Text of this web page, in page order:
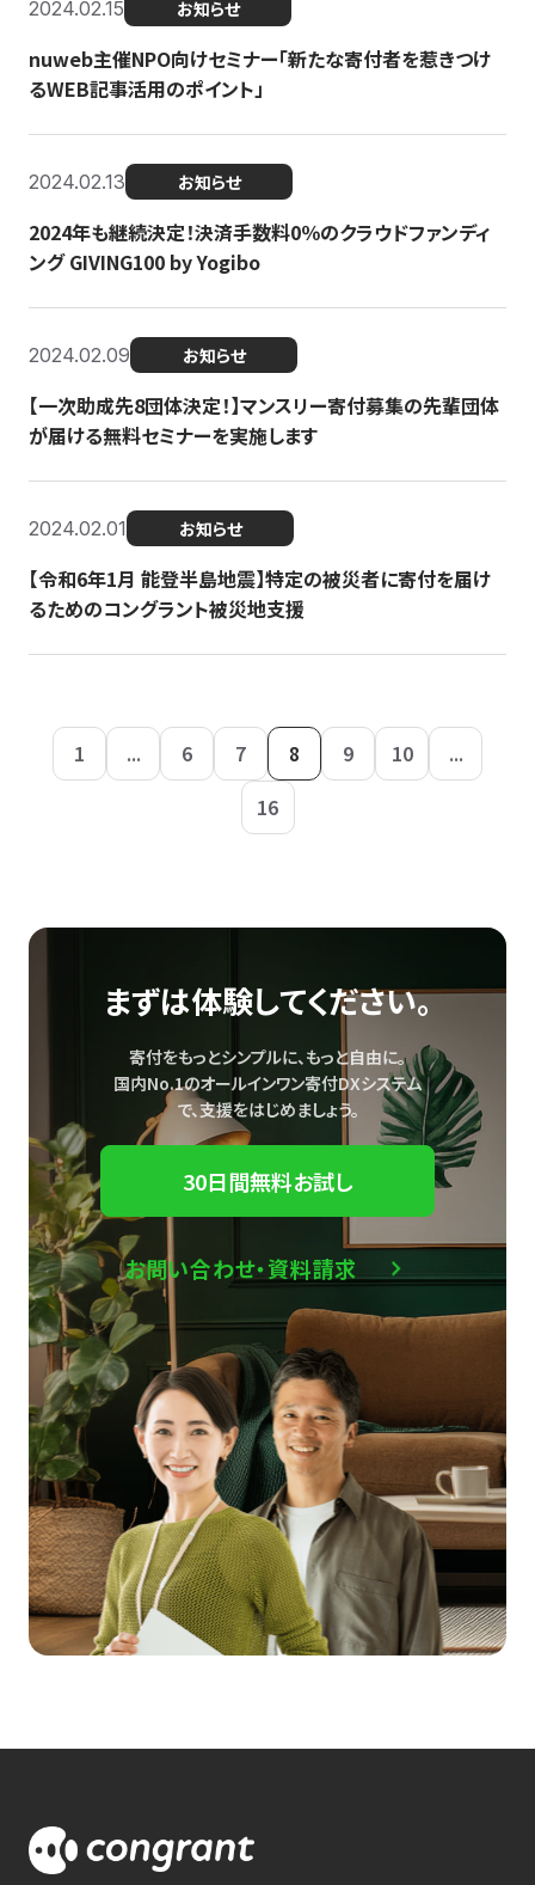
2024.02.15 お知らせ
nuweb主催NPO向けセミナー「新たな寄付者を惹きつけ
るWEB記事活用のポイント」
2024.02.13 お知らせ
2024年も継続決定！決済手数料0％のクラウドファンディ
ング GIVING100 by Yogibo
2024.02.09 お知らせ
【一次助成先8団体決定！】マンスリー寄付募集の先輩団体
が届ける無料セミナーを実施します
2024.02.01 お知らせ
【令和6年1月 能登半島地震】特定の被災者に寄付を届け
るためのコングラント被災地支援
1 ... 6 7 8 9 10
...
16
まずは体験してください。
寄付をもっとシンプルに、もっと自由に。
国内No.1のオールインワン寄付DXシステム
で、支援をはじめましょう。
30日間無料お試し
お問い合わせ・資料請求